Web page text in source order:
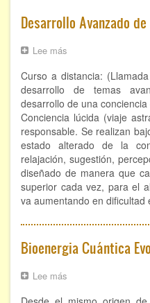
Chamanismo
Flores de Bach
Hipnosis
Los cristales de cuarzo
Radiestesia
Tarot
Viaje astral
Desarrollo Avanzado
Lee más
Avanzado
de
la
Conciencia
Curso a distancia:
desarrollo de temas
desarrollo de una
Conciencia lúcida (viaje
responsable. Se realizan
estado alterado de la
relajación, sugestión,
diseñado de manera que
superior cada vez, para el
va aumentando en dificultad
Bioenergia Cuántica
Lee más